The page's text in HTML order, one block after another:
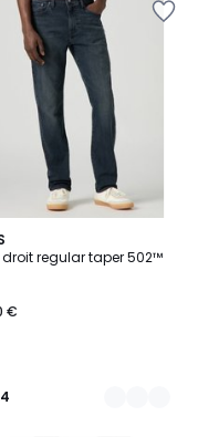
regular taper 502™
€